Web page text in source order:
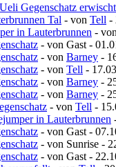
Gegenschatz
Tal - von Tell -
in Lauterbrunnen - von
- von Gast -
- von Barney -
- von Tell -
- von Barney -
- von Barney -
- von Tell -
in Lauterbrunnen
- von Gast -
- von Sunrise -
- von Gast -